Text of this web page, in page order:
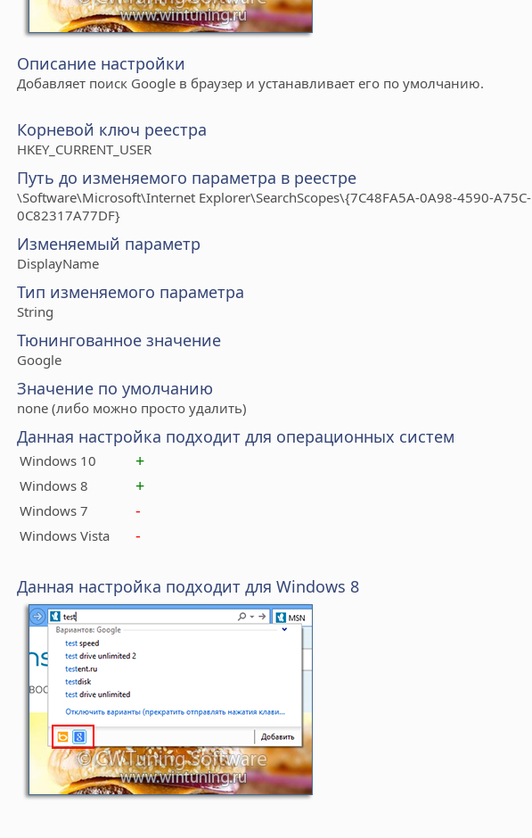
Описание настройки
Добавляет поиск Google в браузер и устанавливает его по умолчанию.
Корневой ключ реестра
HKEY_CURRENT_USER
Путь до изменяемого параметра в реестре
\Software\Microsoft\Internet Explorer\SearchScopes\{7C48FA5A-0A98-4590-A75C-
0C82317A77DF}
Изменяемый параметр
DisplayName
Тип изменяемого параметра
String
Тюнингованное значение
Google
Значение по умолчанию
none (либо можно просто удалить)
Данная настройка подходит для операционных систем
Windows 10 +
Windows 8 +
Windows 7 -
Windows Vista -
Данная настройка подходит для Windows 8